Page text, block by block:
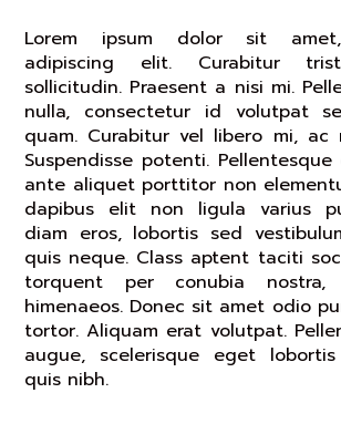
Lorem ipsum dolor sit
adipiscing elit. Curabitur
sollicitudin. Praesent a nisi mi.
nulla, consectetur id volutpat
quam. Curabitur vel libero mi, ac
Suspendisse potenti.
ante aliquet porttitor non
dapibus elit non ligula varius
diam eros, lobortis sed
quis neque. Class aptent taciti
torquent per conubia nostra,
himenaeos. Donec sit amet odio
tortor. Aliquam erat volutpat.
augue, scelerisque eget
quis nibh.